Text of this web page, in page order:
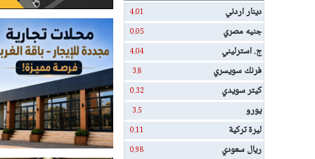
دينار اردني
4.01
جنيه مصري 0.05
ج. استرليني 4.04
فرنك سويسري 3.8
كيتر سويدي 0.32
يورو 3.5
ليرة تركية 0.11
ريال سعودي 0.98